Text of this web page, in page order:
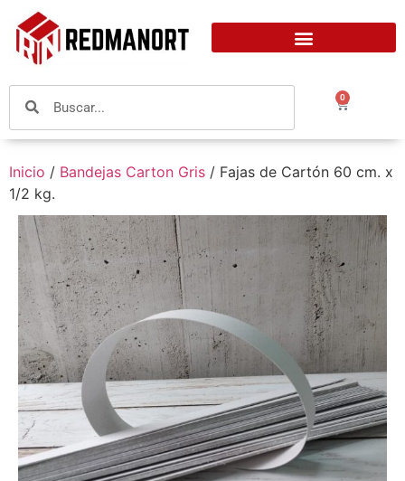
0
Inicio / Bandejas Carton Gris / Fajas de Cartón 60 cm. x
1/2 kg.